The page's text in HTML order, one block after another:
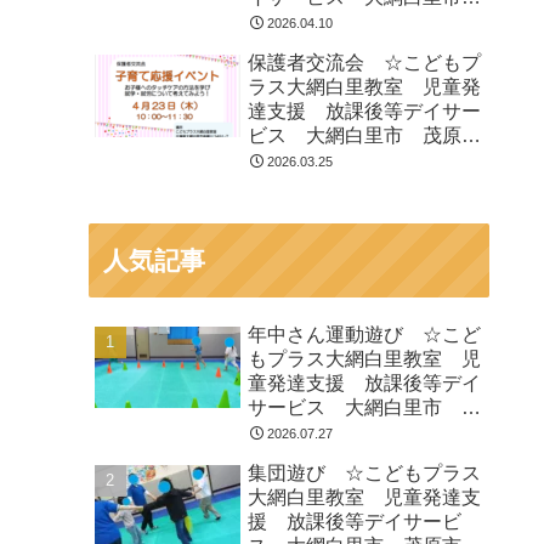
茂原市 白子町
2026.04.10
保護者交流会 ☆こどもプ
ラス大網白里教室 児童発
達支援 放課後等デイサー
ビス 大網白里市 茂原
市 白子町
2026.03.25
人気記事
年中さん運動遊び ☆こど
もプラス大網白里教室 児
童発達支援 放課後等デイ
サービス 大網白里市 茂
原市 白子町
2026.07.27
集団遊び ☆こどもプラス
大網白里教室 児童発達支
援 放課後等デイサービ